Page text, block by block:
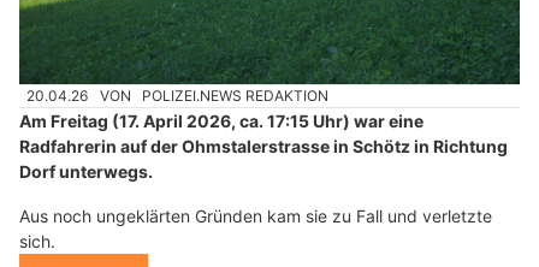
20.04.26 VON POLIZEI.NEWS REDAKTION
Am Freitag (17. April 2026, ca. 17:15 Uhr) war eine
Radfahrerin auf der Ohmstalerstrasse in Schötz in Richtung
Dorf unterwegs.
Aus noch ungeklärten Gründen kam sie zu Fall und verletzte
sich.